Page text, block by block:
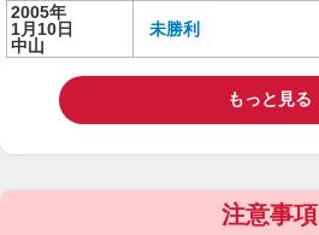
2005年
1月10日
中山
未勝利
もっと見る
注意事項